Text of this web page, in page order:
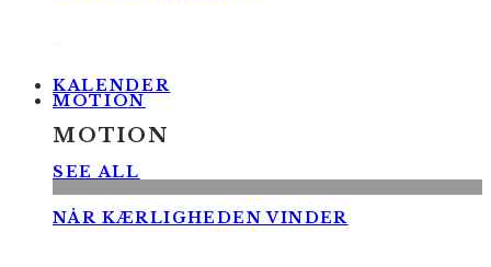
KALENDER
MOTION
MOTION
SEE ALL
NÅR KÆRLIGHEDEN VINDER